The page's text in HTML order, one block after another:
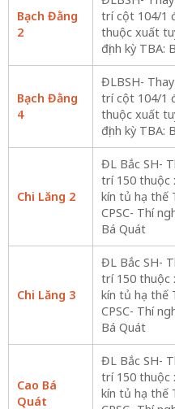
Bạch Đằng
2
trí cột 104/1
thuộc xuất
định kỳ TBA:
Bạch Đằng
4
ĐLBSH-
trí cột 104/1
thuộc xuất
định kỳ TBA:
Chi Lăng 2
ĐL Bắc SH-
trí 150 thuộc
kín tủ hạ thế
CPSC- Thí
Bá Quát
Chi Lăng 3
ĐL Bắc SH-
trí 150 thuộc
kín tủ hạ thế
CPSC- Thí
Bá Quát
Cao Bá
Quát
ĐL Bắc SH-
trí 150 thuộc
kín tủ hạ thế